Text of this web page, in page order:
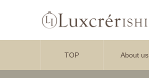
TOP About us